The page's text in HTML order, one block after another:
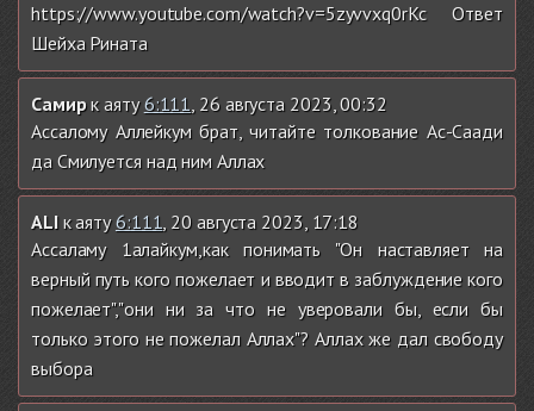
https://www.youtube.com/watch?v=5zyvvxq0rKc Ответ
Шейха Рината
Самирк аяту6:111, 26 августа 2023, 00:32
Ассалому Аллейкум брат, читайте толкование Ас-Саади
да Смилуется над ним Аллах
ALIк аяту6:111, 20 августа 2023, 17:18
Ассаламу 1алайкум,как понимать "Он наставляет на
верный путь кого пожелает и вводит в заблуждение кого
пожелает","они ни за что не уверовали бы, если бы
только этого не пожелал Аллах"? Аллах же дал свободу
выбора